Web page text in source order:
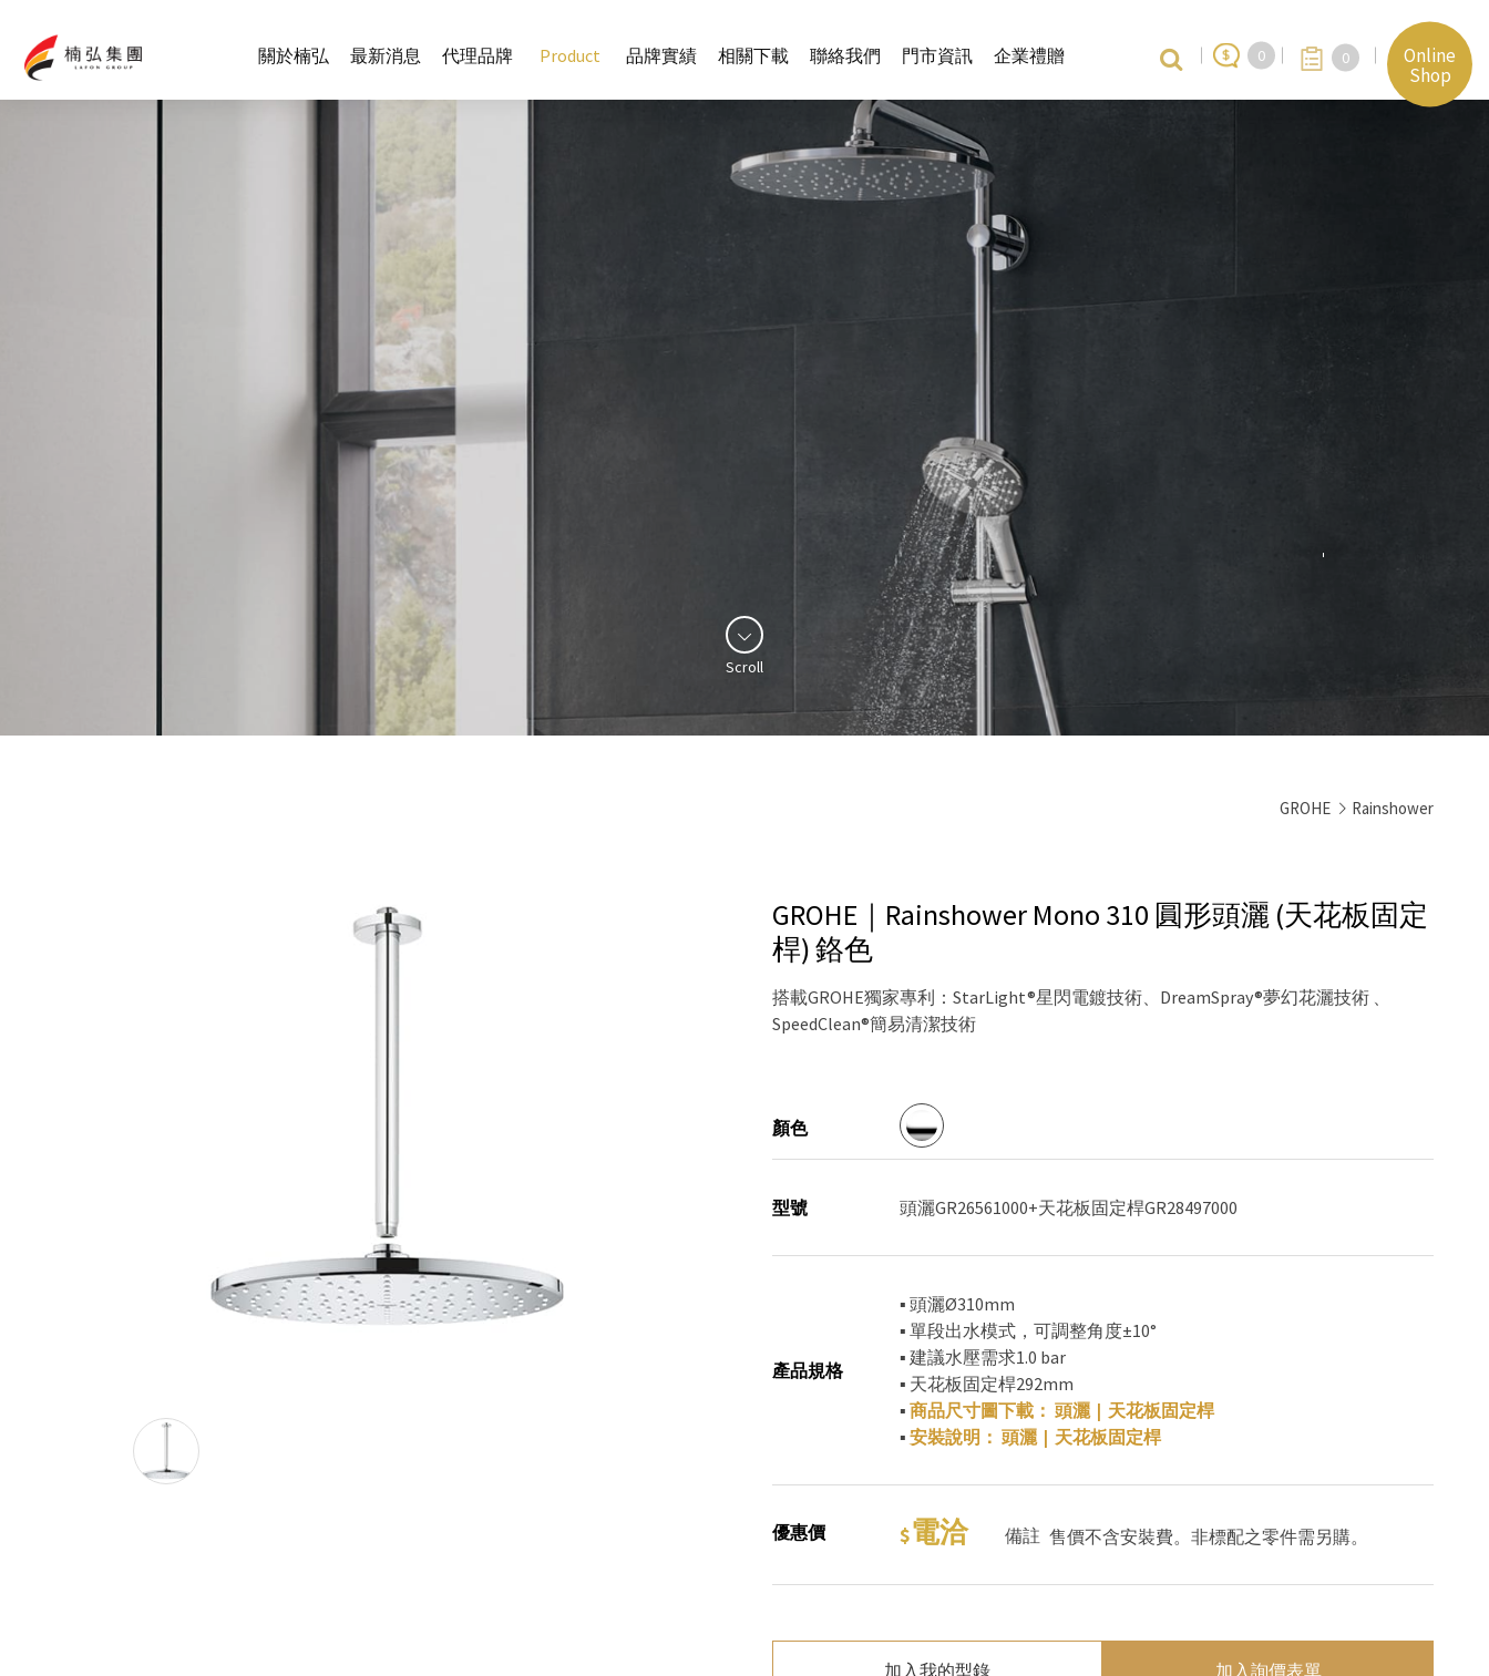
關於楠弘 最新消息 代理品牌 Product 品牌實績 相關下載 聯絡我們 門市資訊 企業禮贈 0 0
Online
Shop
Scroll
GROHE Rainshower
GROHE｜Rainshower Mono 310 圓形頭灑 (天花板固定
桿)鉻色
搭載GROHE獨家專利：StarLight®星閃電鍍技術、DreamSpray®夢幻花灑技術 、
SpeedClean®簡易清潔技術
顏色
型號 頭灑GR26561000+天花板固定桿GR28497000
產品規格
▪ 頭灑Ø310mm
▪ 單段出水模式，可調整角度±10°
▪ 建議水壓需求1.0 bar
▪ 天花板固定桿292mm
▪ 商品尺寸圖下載： 頭灑| 天花板固定桿
▪ 安裝說明： 頭灑| 天花板固定桿
優惠價 電洽 備註 售價不含安裝費。非標配之零件需另購。
加入我的型錄 加入詢價表單